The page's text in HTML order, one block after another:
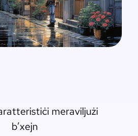
meraviljużi
b’xejn